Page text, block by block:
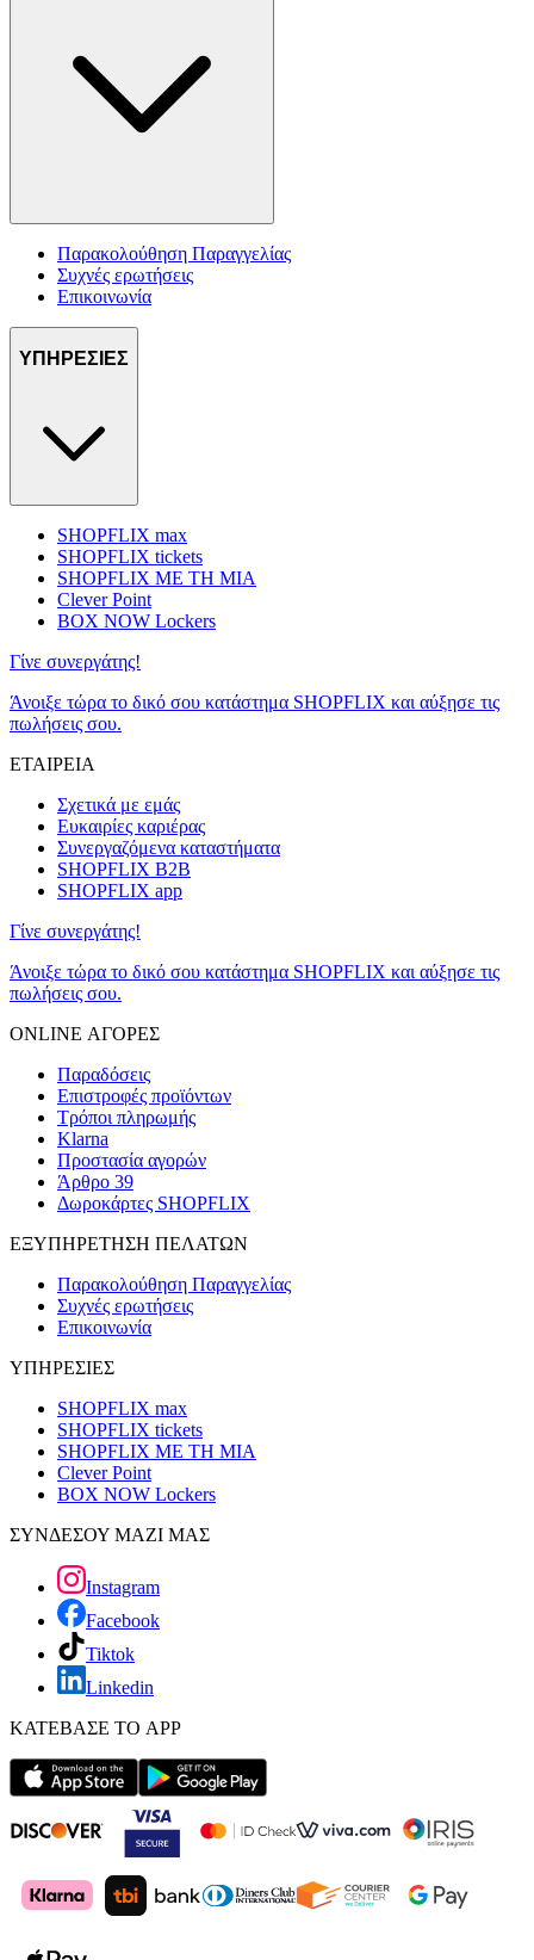
Παρακολούθηση Παραγγελίας
Συχνές ερωτήσεις
Επικοινωνία
ΥΠΗΡΕΣΙΕΣ
SHOPFLIX max
SHOPFLIX tickets
SHOPFLIX ΜΕ ΤΗ ΜΙΑ
Clever Point
BOX NOW Lockers
Γίνε συνεργάτης!
Άνοιξε τώρα το δικό σου κατάστημα SHOPFLIX και αύξησε τις
πωλήσεις σου.
ΕΤΑΙΡΕΙΑ
Σχετικά με εμάς
Ευκαιρίες καριέρας
Συνεργαζόμενα καταστήματα
SHOPFLIX B2B
SHOPFLIX app
Γίνε συνεργάτης!
Άνοιξε τώρα το δικό σου κατάστημα SHOPFLIX και αύξησε τις
πωλήσεις σου.
ONLINE ΑΓΟΡΕΣ
Παραδόσεις
Επιστροφές προϊόντων
Τρόποι πληρωμής
Klarna
Προστασία αγορών
Άρθρο 39
Δωροκάρτες SHOPFLIX
ΕΞΥΠΗΡΕΤΗΣΗ ΠΕΛΑΤΩΝ
Παρακολούθηση Παραγγελίας
Συχνές ερωτήσεις
Επικοινωνία
ΥΠΗΡΕΣΙΕΣ
SHOPFLIX max
SHOPFLIX tickets
SHOPFLIX ΜΕ ΤΗ ΜΙΑ
Clever Point
BOX NOW Lockers
ΣΥΝΔΕΣΟΥ ΜΑΖΙ ΜΑΣ
Instagram
Facebook
Tiktok
Linkedin
ΚΑΤΕΒΑΣΕ ΤΟ APP